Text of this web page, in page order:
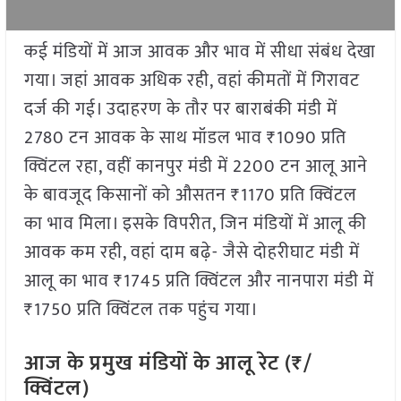
कई मंडियों में आज आवक और भाव में सीधा संबंध देखा
गया। जहां आवक अधिक रही, वहां कीमतों में गिरावट
दर्ज की गई। उदाहरण के तौर पर बाराबंकी मंडी में
2780 टन आवक के साथ मॉडल भाव ₹1090 प्रति
क्विंटल रहा, वहीं कानपुर मंडी में 2200 टन आलू आने
के बावजूद किसानों को औसतन ₹1170 प्रति क्विंटल
का भाव मिला। इसके विपरीत, जिन मंडियों में आलू की
आवक कम रही, वहां दाम बढ़े- जैसे दोहरीघाट मंडी में
आलू का भाव ₹1745 प्रति क्विंटल और नानपारा मंडी में
₹1750 प्रति क्विंटल तक पहुंच गया।
आज के प्रमुख मंडियों के आलू रेट (₹/
क्विंटल)